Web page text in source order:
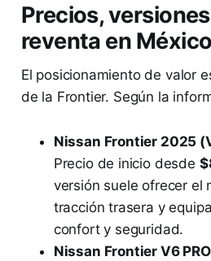
Precios,
reventa en México
El posicionamiento de valor
de la Frontier. Según la
Nissan Frontier 2025
Precio de inicio desde
versión suele ofrecer el
tracción trasera y
confort y seguridad.
Nissan Frontier V6